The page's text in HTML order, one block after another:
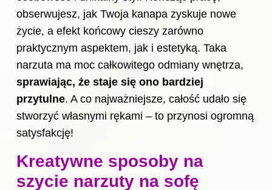
obserwujesz, jak Twoja kanapa zyskuje nowe
życie, a efekt końcowy cieszy zarówno
praktycznym aspektem, jak i estetyką. Taka
narzuta ma moc całkowitego odmiany wnętrza,
sprawiając, że staje się ono bardziej
przytulne. A co najważniejsze, całość udało się
stworzyć własnymi rękami – to przynosi ogromną
satysfakcję!
Kreatywne sposoby na
szycie narzuty na sofę